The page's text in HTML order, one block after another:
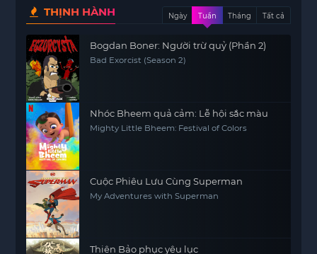
THỊNH HÀNH Ngày Tuần Tháng Tất cả
Bogdan Boner: Người trừ quỷ (Phần 2)
Bad Exorcist (Season 2)
Nhóc Bheem quả cảm: Lễ hội sắc màu
Mighty Little Bheem: Festival of Colors
Cuộc Phiêu Lưu Cùng Superman
My Adventures with Superman
Thiên Bảo phục yêu lục